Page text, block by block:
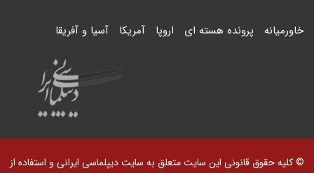
خاورمیانه پرونده هسته ای اروپا آمریکا آسیا و آفریقا
© کلیه حقوق قانونی این سایت متعلق به سایت دیپلماسی ایرانی و استفاده از